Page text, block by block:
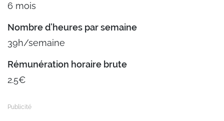
6 mois
Nombre d’heures par semaine
39h/semaine
Rémunération horaire brute
2.5€